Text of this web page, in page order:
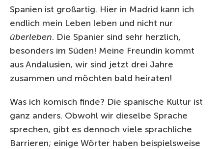
Spanien ist großartig. Hier in Madrid kann ich
endlich mein Leben leben und nicht nur
überleben. Die Spanier sind sehr herzlich,
besonders im Süden! Meine Freundin kommt
aus Andalusien, wir sind jetzt drei Jahre
zusammen und möchten bald heiraten!
Was ich komisch finde? Die spanische Kultur ist
ganz anders. Obwohl wir dieselbe Sprache
sprechen, gibt es dennoch viele sprachliche
Barrieren; einige Wörter haben beispielsweise